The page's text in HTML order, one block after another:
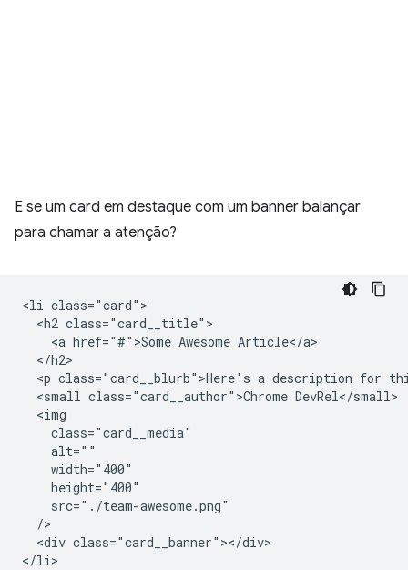
E se um card em destaque com um banner balançar
para chamar a atenção?
<li class="card">
  <h2 class="card__title">
    <a href="#">Some Awesome Article</a>
  </h2>
<p class="card__blurb">Here's a description for
  <small class="card__author">Chrome DevRel</small>
  <img
    class="card__media"
    alt=""
    width="400"
    height="400"
    src="./team-awesome.png"
  />
  <div class="card__banner"></div>
</li>